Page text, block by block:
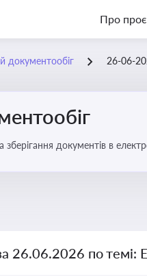
Про
документообіг 26-06-
зберігання документів в
26.06.2026 по темі: